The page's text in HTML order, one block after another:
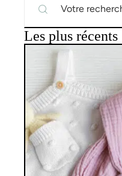
Les plus récents